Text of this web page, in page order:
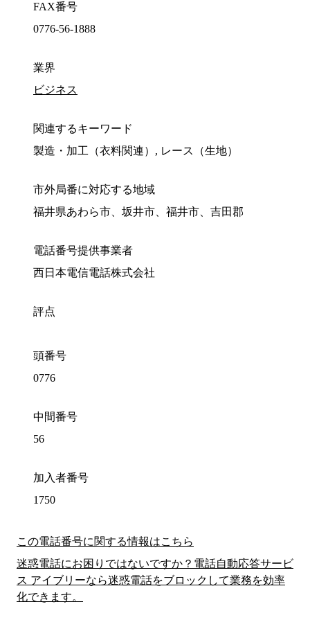
FAX番号
0776-56-1888
業界
ビジネス
関連するキーワード
製造・加工（衣料関連）, レース（生地）
市外局番に対応する地域
福井県あわら市、坂井市、福井市、吉田郡
電話番号提供事業者
西日本電信電話株式会社
評点
頭番号
0776
中間番号
56
加入者番号
1750
この電話番号に関する情報はこちら
迷惑電話にお困りではないですか？電話自動応答サービ
ス アイブリーなら迷惑電話をブロックして業務を効率
化できます。